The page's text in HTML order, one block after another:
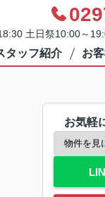
土日祭10:00～
タッフ紹介 お
お気軽